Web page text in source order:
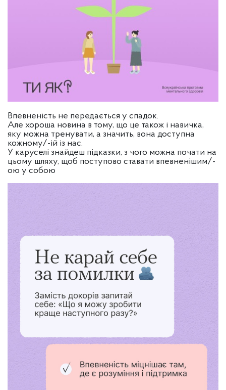
Впевненість не передається у спадок.
Але хороша новина в тому, що це також і навичка,
яку можна тренувати, а значить, вона доступна
кожному/-ій із нас.
У каруселі знайдеш підказки, з чого можна почати на
цьому шляху, щоб поступово ставати впевненішим/-
ою у собою